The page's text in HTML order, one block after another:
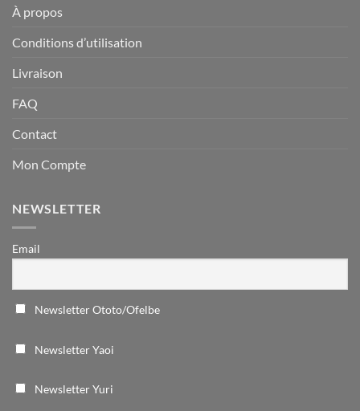
À propos
Conditions d’utilisation
Livraison
FAQ
Contact
Mon Compte
NEWSLETTER
Email
Newsletter Ototo/Ofelbe
Newsletter Yaoi
Newsletter Yuri